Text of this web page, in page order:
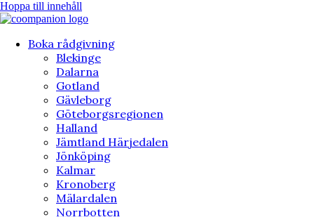
Hoppa till innehåll
Boka rådgivning
Blekinge
Dalarna
Gotland
Gävleborg
Göteborgsregionen
Halland
Jämtland Härjedalen
Jönköping
Kalmar
Kronoberg
Mälardalen
Norrbotten